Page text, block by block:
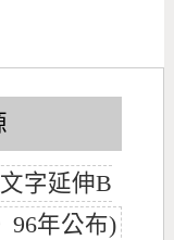
字延伸B
96年公布)